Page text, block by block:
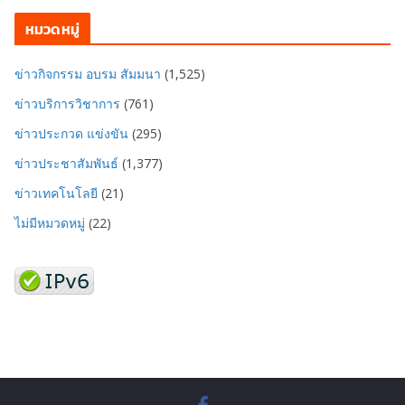
หมวดหมู่
ข่าวกิจกรรม อบรม สัมมนา (1,525)
ข่าวบริการวิชาการ (761)
ข่าวประกวด แข่งขัน (295)
ข่าวประชาสัมพันธ์ (1,377)
ข่าวเทคโนโลยี (21)
ไม่มีหมวดหมู่ (22)